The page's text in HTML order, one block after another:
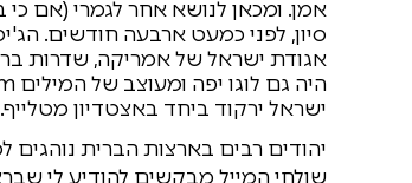
אמן. ומכאן לנושא אחר לגמרי (אם
סיון, לפני כמעט ארבעה חודשים.
אגודת ישראל של אמריקה, שדרות
ישראל ירקוד ביחד באצטדיון מטלייף. בעזרת ה', ב־6 ביוני,
יהודים רבים בארצות הברית